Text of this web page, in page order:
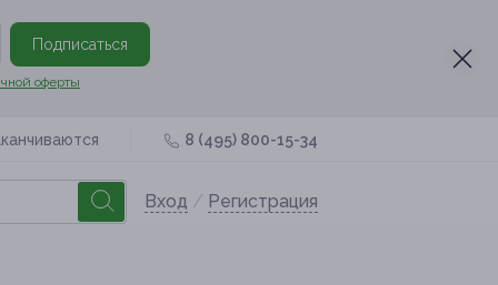
Подписаться
оферты
8 (495) 800-15-34
Вход / Регистрация